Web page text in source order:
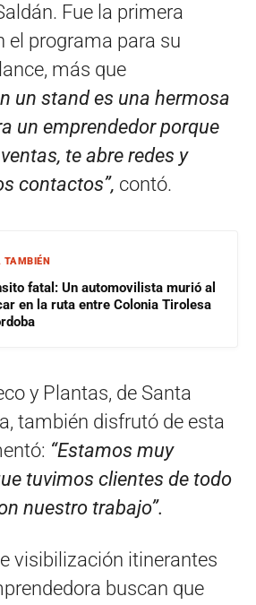
Fue la primera
el programa para su
más que
un stand es una hermosa
un emprendedor porque
te abre redes y
contactos”, contó.
TAMBIÉN
fatal: Un automovilista murió al
en la ruta entre Colonia Tirolesa
y Plantas, de Santa
también disfrutó de esta
“Estamos muy
tuvimos clientes de todo
nuestro trabajo”.
visibilización itinerantes
buscan que